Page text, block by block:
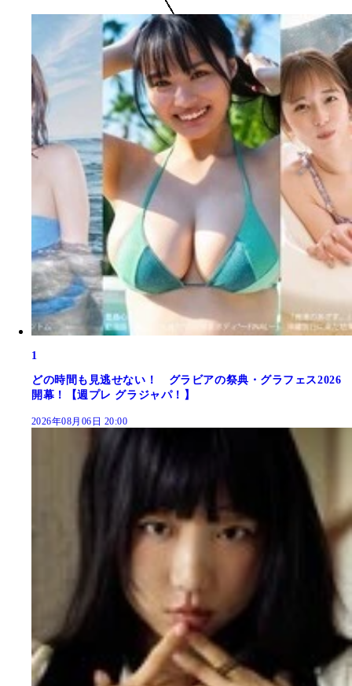
1
どの時間も見逃せない！ グラビアの祭典・グラフェス2026
開幕！【週プレ グラジャパ！】
2026年08月06日 20:00